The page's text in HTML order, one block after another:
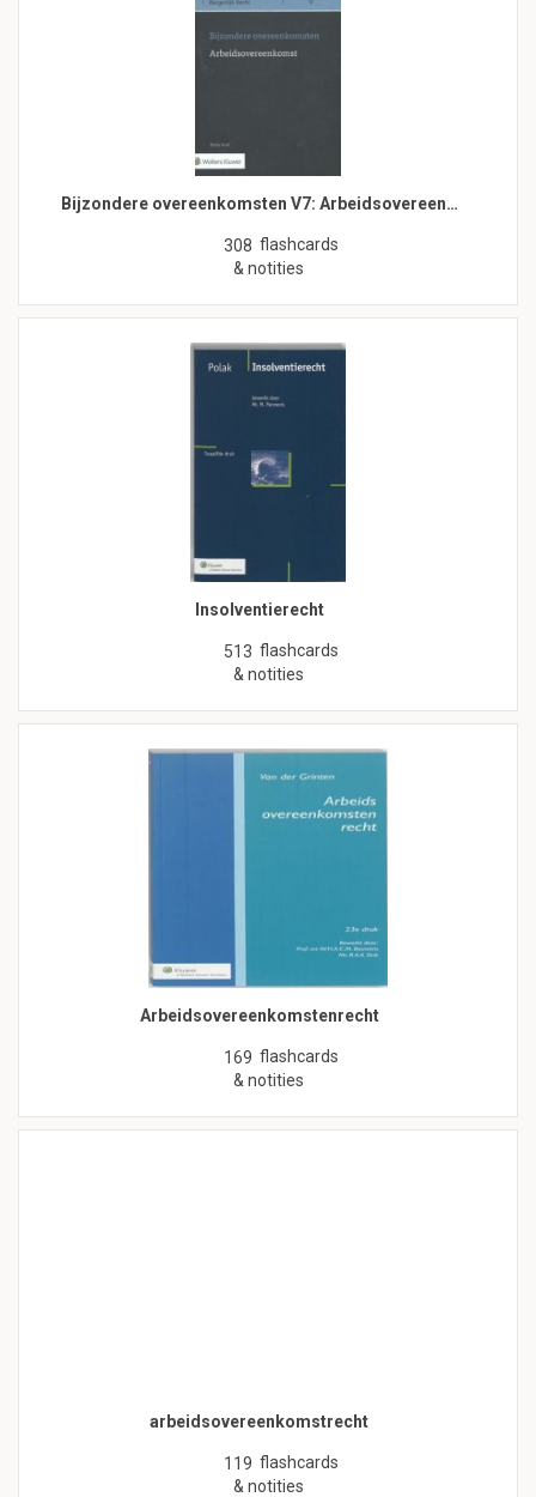
Bijzondere overeenkomsten V7: Arbeidsovereen…
308 flashcards
& notities
Insolventierecht
513 flashcards
& notities
Arbeidsovereenkomstenrecht
169 flashcards
& notities
arbeidsovereenkomstrecht
119 flashcards
& notities